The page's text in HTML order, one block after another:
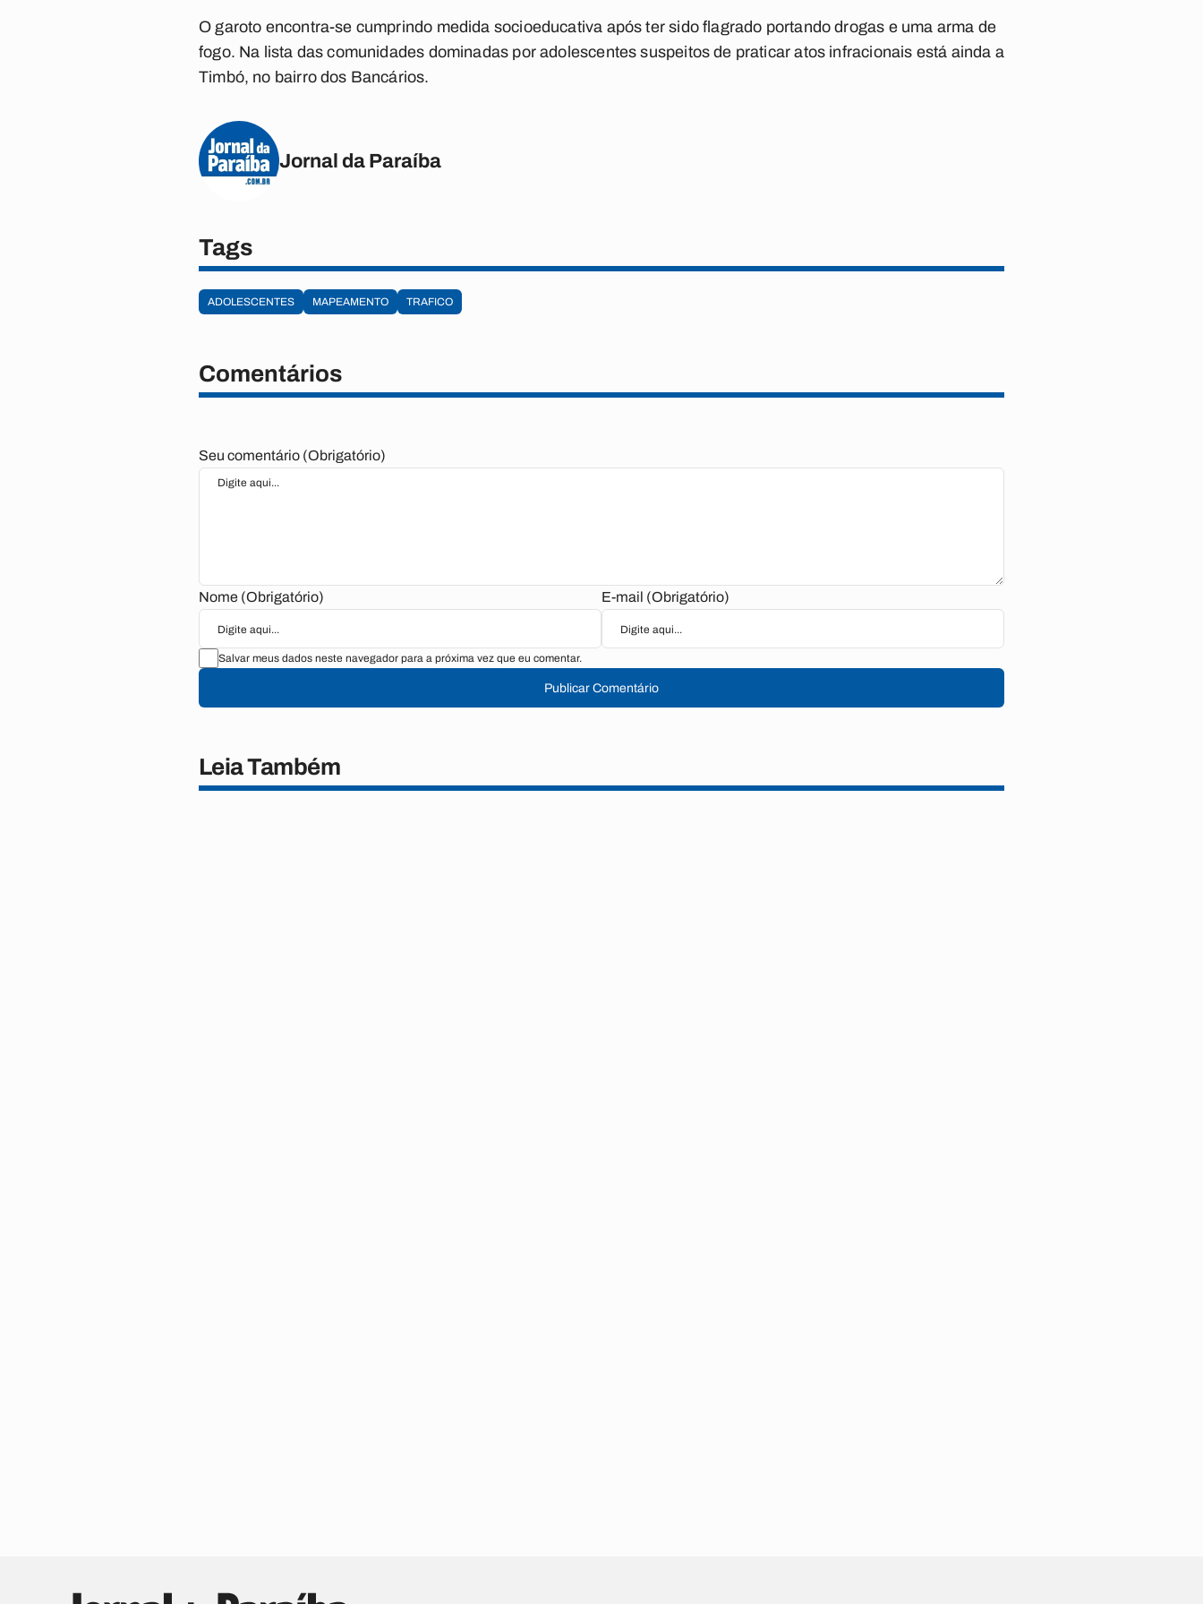
O garoto encontra-se cumprindo medida socioeducativa após ter sido flagrado portando drogas e uma arma de
fogo. Na lista das comunidades dominadas por adolescentes suspeitos de praticar atos infracionais está ainda a
Timbó, no bairro dos Bancários.
Jornal da Paraíba
Tags
ADOLESCENTES MAPEAMENTO TRAFICO
Comentários
Seu comentário (Obrigatório)
Nome (Obrigatório) E-mail (Obrigatório)
Salvar meus dados neste navegador para a próxima vez que eu comentar.
Publicar Comentário
Leia Também